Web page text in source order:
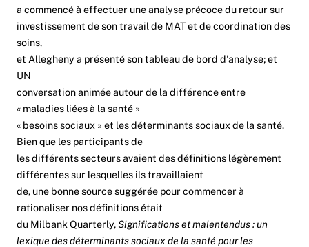
a commencé à effectuer une analyse précoce du retour sur
investissement de son travail de MAT et de coordination des
soins,
et Allegheny a présenté sontableau de bord d'analyse; et
UN
conversation animée autour de la différence entre
« maladies liées à la santé »
« besoins sociaux » et les déterminants sociaux de la santé.
Bien que les participants de
les différents secteurs avaient des définitions légèrement
différentes sur lesquelles ils travaillaient
de, une bonne source suggérée pour commencer à
rationaliser nos définitions était
du Milbank Quarterly,Significations et malentendus : un
lexique des déterminants sociaux de la santé pour les